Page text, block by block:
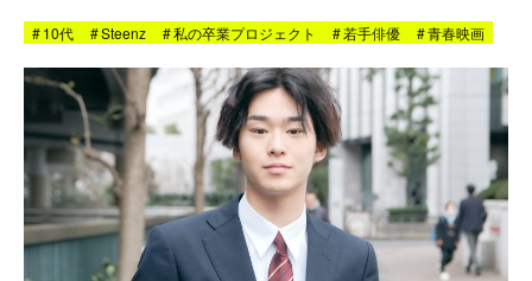
#10代 #Steenz #私の卒業プロジェクト #若手俳優 #青春映画